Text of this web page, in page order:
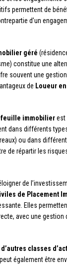
permettent de
d’un
géré
constitue une
souvent une
de Loueur
immobilierest
dans différents
ou dans
de répartir les
de
de Placement
Elles
avec une gestion
classes
également être